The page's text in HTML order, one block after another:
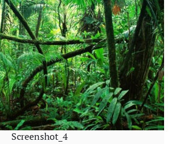
Screenshot_4